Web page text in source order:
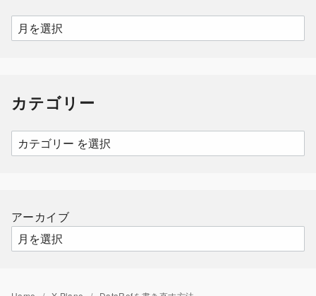
ア
ー
ブ
カテゴリー
カ
テ
ー
アーカイブ